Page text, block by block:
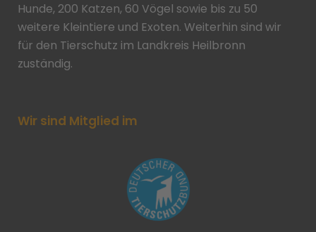
Hunde, 200 Katzen, 60 Vögel sowie bis zu 50
weitere Kleintiere und Exoten. Weiterhin sind wir
für den Tierschutz im Landkreis Heilbronn
zuständig.
Wir sind Mitglied im